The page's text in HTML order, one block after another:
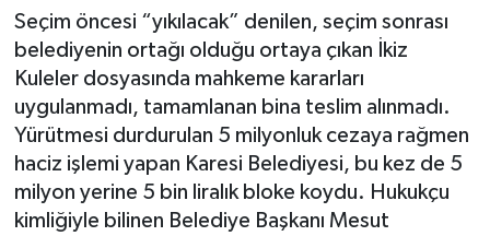
Seçim öncesi “yıkılacak” denilen, seçim sonrası
belediyenin ortağı olduğu ortaya çıkan İkiz
Kuleler dosyasında mahkeme kararları
uygulanmadı, tamamlanan bina teslim alınmadı.
Yürütmesi durdurulan 5 milyonluk cezaya rağmen
haciz işlemi yapan Karesi Belediyesi, bu kez de 5
milyon yerine 5 bin liralık bloke koydu. Hukukçu
kimliğiyle bilinen Belediye Başkanı Mesut